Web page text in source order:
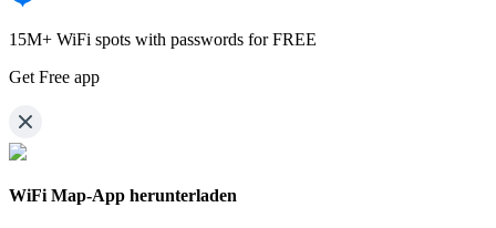
15M+ WiFi spots with passwords for FREE
Get Free app
WiFi Map-App herunterladen